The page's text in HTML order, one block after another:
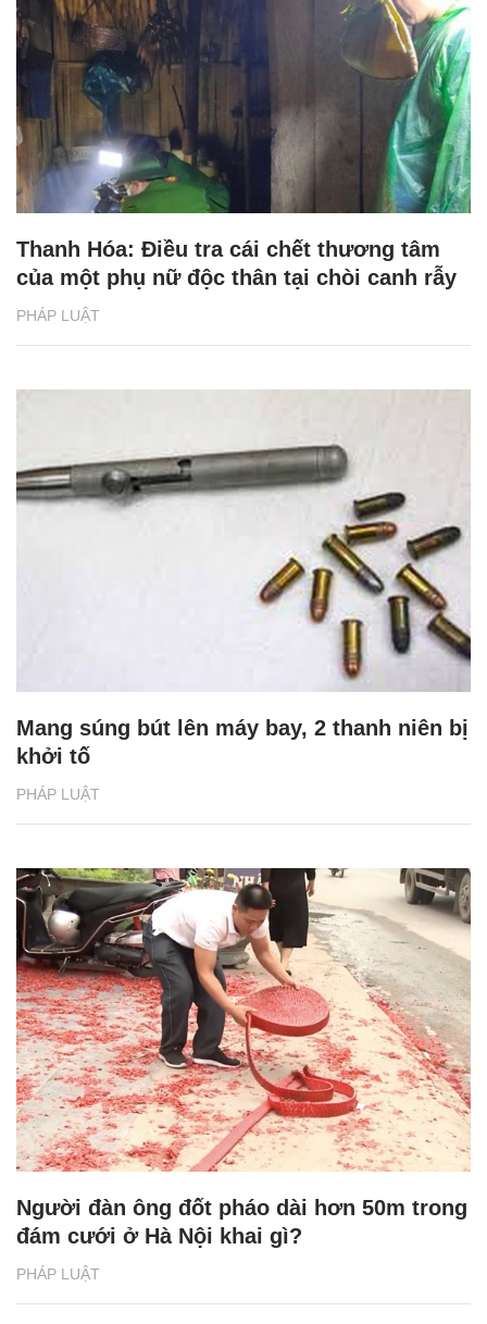
PHÁP LUẬT
Thanh Hóa: Điều tra cái chết thương tâm
của một phụ nữ độc thân tại chòi canh rẫy
PHÁP LUẬT
Mang súng bút lên máy bay, 2 thanh niên bị
khởi tố
PHÁP LUẬT
Người đàn ông đốt pháo dài hơn 50m trong
đám cưới ở Hà Nội khai gì?